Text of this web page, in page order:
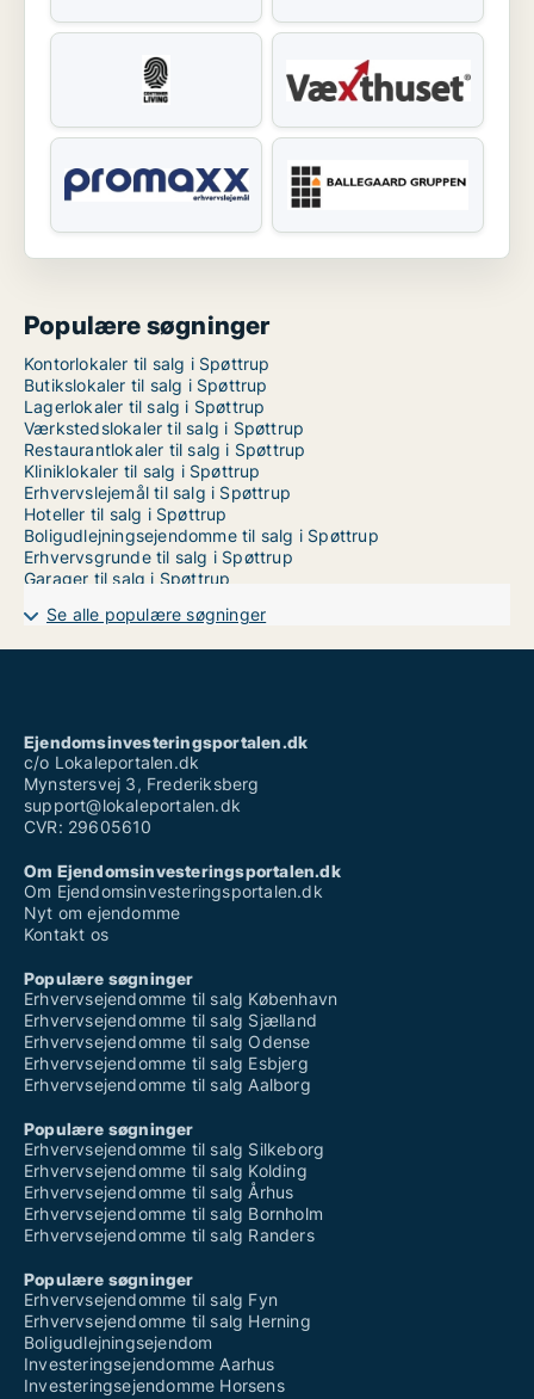
Populære søgninger
Kontorlokaler til salg i Spøttrup
Butikslokaler til salg i Spøttrup
Lagerlokaler til salg i Spøttrup
Værkstedslokaler til salg i Spøttrup
Restaurantlokaler til salg i Spøttrup
Kliniklokaler til salg i Spøttrup
Erhvervslejemål til salg i Spøttrup
Hoteller til salg i Spøttrup
Boligudlejningsejendomme til salg i Spøttrup
Erhvervsgrunde til salg i Spøttrup
Garager til salg i Spøttrup
Se alle populære søgninger
Ejendomsinvesteringsportalen.dk
c/o Lokaleportalen.dk
Mynstersvej 3, Frederiksberg
support@lokaleportalen.dk
CVR: 29605610
Om Ejendomsinvesteringsportalen.dk
Om Ejendomsinvesteringsportalen.dk
Nyt om ejendomme
Kontakt os
Populære søgninger
Erhvervsejendomme til salg København
Erhvervsejendomme til salg Sjælland
Erhvervsejendomme til salg Odense
Erhvervsejendomme til salg Esbjerg
Erhvervsejendomme til salg Aalborg
Populære søgninger
Erhvervsejendomme til salg Silkeborg
Erhvervsejendomme til salg Kolding
Erhvervsejendomme til salg Århus
Erhvervsejendomme til salg Bornholm
Erhvervsejendomme til salg Randers
Populære søgninger
Erhvervsejendomme til salg Fyn
Erhvervsejendomme til salg Herning
Boligudlejningsejendom
Investeringsejendomme Aarhus
Investeringsejendomme Horsens